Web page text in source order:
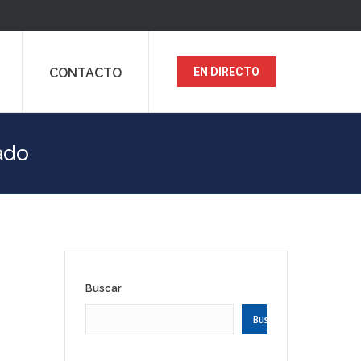
CONTACTO EN DIRECTO
Buscar
Buscar